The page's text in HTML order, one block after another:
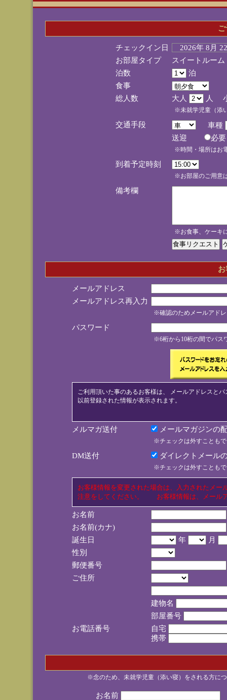
チェックイン日
2026年 8月
お部屋タイプ
スイートルー
泊数
泊
食事
総人数
大人 人
※未就学児童（添
交通手段
車種
送迎
※時間・場所はお
到着予定時刻
※お部屋のご用意
備考欄
※お食事、ケーキ
メールアドレス
メールアドレス再入力
※確認のためメールアド
パスワード
※6桁から10桁の間でパス
ご利用頂いた事のあるお客様は、 メールアドレスと
以前登録された情報が表示されます。
メルマガ送付 メールマガジンの
※チェックは外すことも
DM送付 ダイレクトメール
※チェックは外すことも
お客様情報を変更された場合は、入力されたメ
注意をしてください。 お客様情報は、メール
お名前
お名前(カナ)
誕生日
年
月
性別
郵便番号
ご住所
建物名
部屋番号
お電話番号
自宅
携帯
※念のため、未就学児童（添い寝）をされる方に
お名前